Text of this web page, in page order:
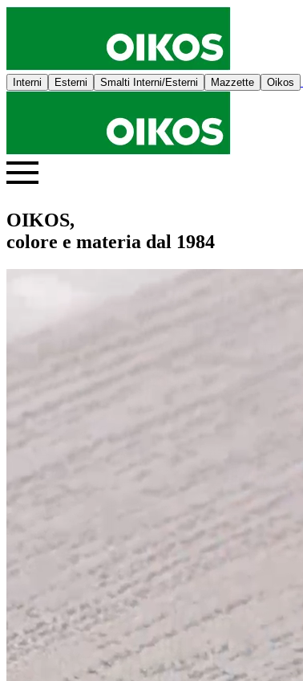
Interni Esterni Smalti Interni/Esterni Mazzette Oikos
OIKOS,
colore e materia dal 1984